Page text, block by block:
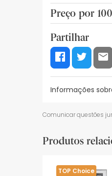
Preço por
Partilhar
Informações
Informações
Uso externo.
Comunicar questões
Produtos
TOP Choice